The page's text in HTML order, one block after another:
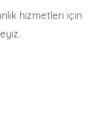
hizmetleri için